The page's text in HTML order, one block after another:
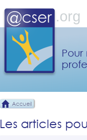
Pour
Accueil
Les articles